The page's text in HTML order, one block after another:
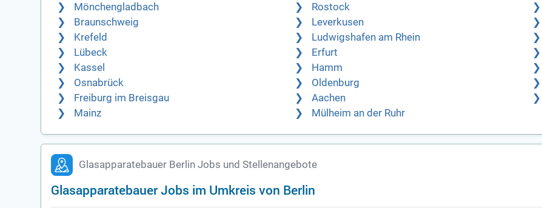
Mönchengladbach
Rostock
Braunschweig
Leverkusen
Krefeld
Ludwigshafen am Rhein
Lübeck
Erfurt
Kassel
Hamm
Osnabrück
Oldenburg
Freiburg im Breisgau
Aachen
Mainz
Mülheim an der Ruhr
Glasapparatebauer Berlin Jobs und Stellenangebote
Glasapparatebauer Jobs im Umkreis von Berlin